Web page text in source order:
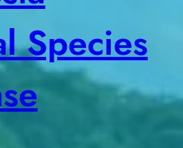
Species